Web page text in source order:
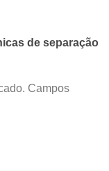
de separação
Campos